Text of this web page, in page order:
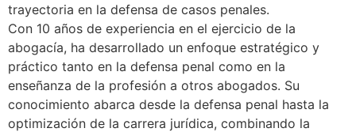
trayectoria en la defensa de casos penales.
Con 10 años de experiencia en el ejercicio de la
abogacía, ha desarrollado un enfoque estratégico y
práctico tanto en la defensa penal como en la
enseñanza de la profesión a otros abogados. Su
conocimiento abarca desde la defensa penal hasta la
optimización de la carrera jurídica, combinando la